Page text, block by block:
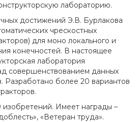
лабораторию.
достижений Э.В. Бурлакова
чрескостных
для моно локального и
конечностей. В настоящее
лаборатория
совершенствованием данных
Разработано более 20 вариантов
изобретений. Имеет награды –
«Ветеран труда».